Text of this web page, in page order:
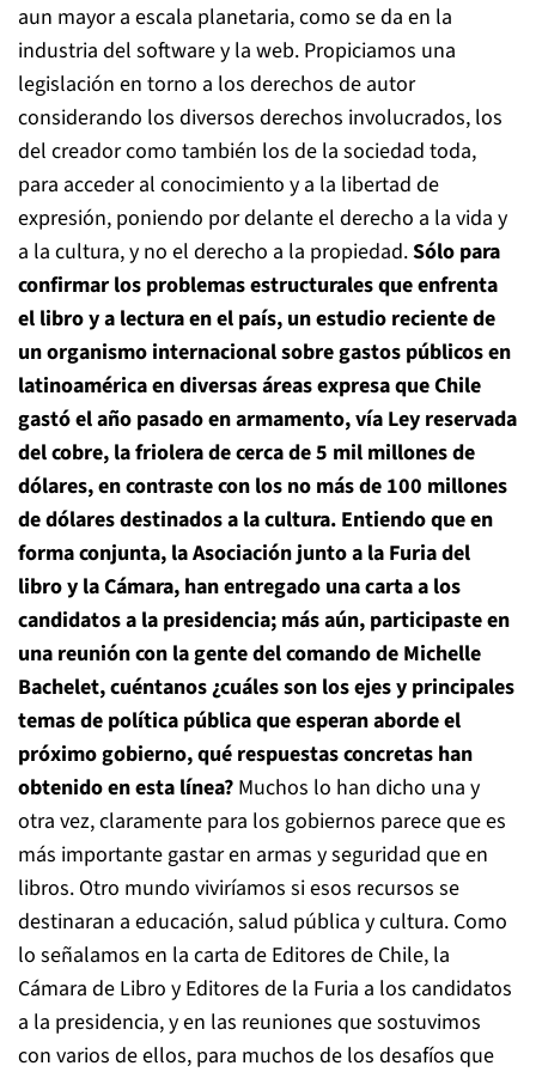
aun mayor a escala planetaria, como se da en la
industria del software y la web. Propiciamos una
legislación en torno a los derechos de autor
considerando los diversos derechos involucrados, los
del creador como también los de la sociedad toda,
para acceder al conocimiento y a la libertad de
expresión, poniendo por delante el derecho a la vida y
a la cultura, y no el derecho a la propiedad.Sólo para
confirmar los problemas estructurales que enfrenta
el libro y a lectura en el país, un estudio reciente de
un organismo internacional sobre gastos públicos en
latinoamérica en diversas áreas expresa que Chile
gastó el año pasado en armamento, vía Ley reservada
del cobre, la friolera de cerca de 5 mil millones de
dólares, en contraste con los no más de 100 millones
de dólares destinados a la cultura. Entiendo que en
forma conjunta, la Asociación junto a la Furia del
libro y la Cámara, han entregado una carta a los
candidatos a la presidencia; más aún, participaste en
una reunión con la gente del comando de Michelle
Bachelet, cuéntanos ¿cuáles son los ejes y principales
temas de política pública que esperan aborde el
próximo gobierno, qué respuestas concretas han
obtenido en esta línea? Muchos lo han dicho una y
otra vez, claramente para los gobiernos parece que es
más importante gastar en armas y seguridad que en
libros. Otro mundo viviríamos si esos recursos se
destinaran a educación, salud pública y cultura. Como
lo señalamos en la carta de Editores de Chile, la
Cámara de Libro y Editores de la Furia a los candidatos
a la presidencia, y en las reuniones que sostuvimos
con varios de ellos, para muchos de los desafíos que